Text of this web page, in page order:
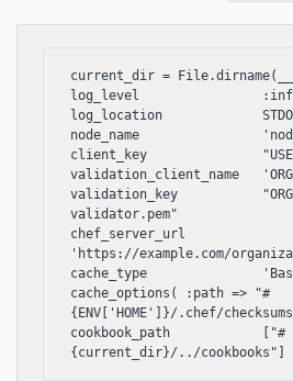
current_dir =
log_level
log_location
node_name
client_key
validation_client_name
validation_key
validator.pem"
chef_server_url
'https://example.com/
cache_type
cache_options( :path => "#
{ENV['HOME']}/.chef/
cookbook_path            ["#
{current_dir}/../cookbooks"]